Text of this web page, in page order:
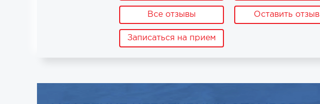
Все отзывы Оставить отзыв
Записаться на прием